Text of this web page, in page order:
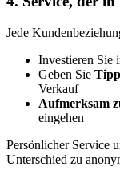
Jede
Investieren Sie
Geben Sie
Verkauf
Aufmerksam
eingehen
Persönlicher Service
Unterschied zu